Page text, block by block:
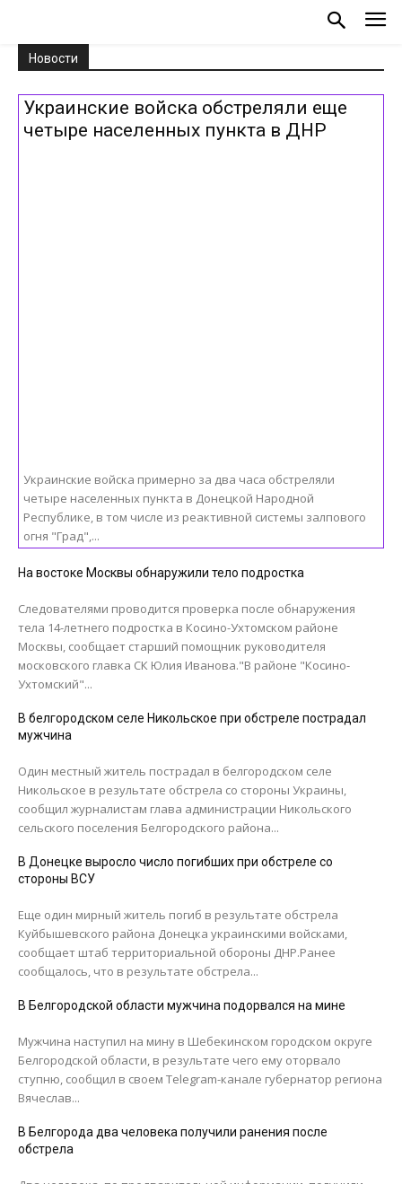
Новости
Украинские войска обстреляли еще
четыре населенных пункта в ДНР
Украинские войска примерно за два часа обстреляли
четыре населенных пункта в Донецкой Народной
Республике, в том числе из реактивной системы залпового
огня "Град",...
На востоке Москвы обнаружили тело подростка
Следователями проводится проверка после обнаружения
тела 14-летнего подростка в Косино-Ухтомском районе
Москвы, сообщает старший помощник руководителя
московского главка СК Юлия Иванова."В районе "Косино-
Ухтомский"...
В белгородском селе Никольское при обстреле пострадал
мужчина
Один местный житель пострадал в белгородском селе
Никольское в результате обстрела со стороны Украины,
сообщил журналистам глава администрации Никольского
сельского поселения Белгородского района...
В Донецке выросло число погибших при обстреле со
стороны ВСУ
Еще один мирный житель погиб в результате обстрела
Куйбышевского района Донецка украинскими войсками,
сообщает штаб территориальной обороны ДНР.Ранее
сообщалось, что в результате обстрела...
В Белгородской области мужчина подорвался на мине
Мужчина наступил на мину в Шебекинском городском округе
Белгородской области, в результате чего ему оторвало
ступню, сообщил в своем Telegram-канале губернатор региона
Вячеслав...
В Белгорода два человека получили ранения после
обстрела